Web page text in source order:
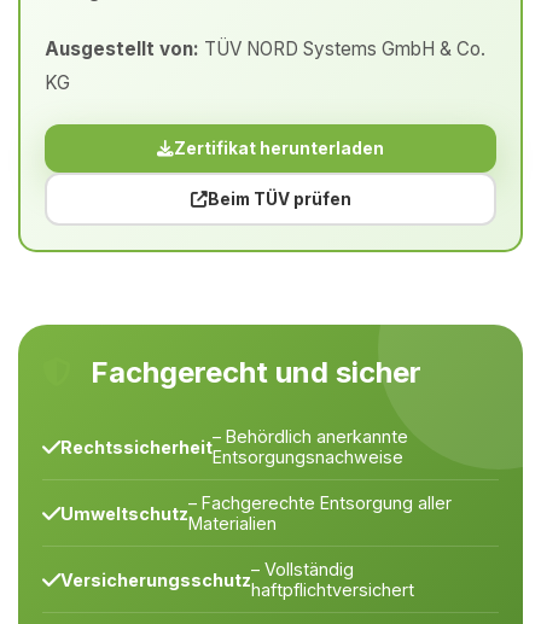
Ausgestellt von: TÜV NORD Systems GmbH & Co.
KG
Zertifikat herunterladen
Beim TÜV prüfen
Fachgerecht und sicher
Rechtssicherheit– Behördlich anerkannte
Entsorgungsnachweise
Umweltschutz– Fachgerechte Entsorgung aller
Materialien
Versicherungsschutz– Vollständig
haftpflichtversichert